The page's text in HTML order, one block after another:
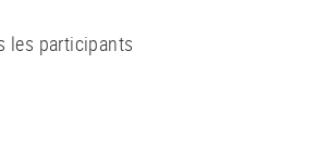
les participants